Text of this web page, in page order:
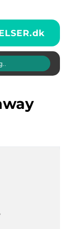
dk